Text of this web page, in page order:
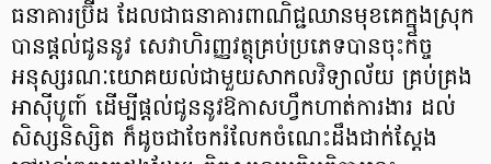
ធនាគារប្រ៊ីដ ដែលជាធនាគារពាណិជ្ជឈានមុខគេក្នុងស្រុក
បានផ្តល់ជូននូវ សេវាហិរញ្ញវត្ថុគ្រប់ប្រភេទបានចុះកិច្ច
អនុស្សរណៈយោគយល់ជាមួយសាកលវិទ្យាល័យ គ្រប់គ្រង
អាស៊ីបូពា៍ ដើម្បីផ្តល់ជូននូវឱកាសហ្វឹកហាត់ការងារ ដល់
សិស្សនិស្សិត ក៏ដូចជាចែករំលែកចំណេះដឹងជាក់ស្តែង